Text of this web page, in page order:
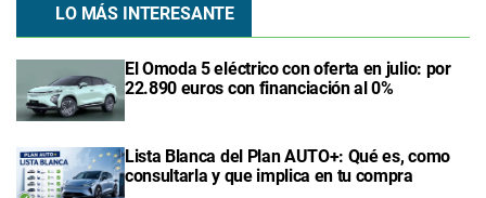
LO MÁS INTERESANTE
El Omoda 5 eléctrico con oferta en julio: por
22.890 euros con financiación al 0%
Lista Blanca del Plan AUTO+: Qué es, como
consultarla y que implica en tu compra